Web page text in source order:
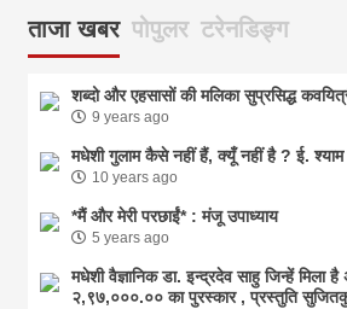
ताजा खबर पोपुलर टरेनडिङ्ग
शब्दो और एहसासों की मलिका सुप्रसिद्ध
9 years ago
मधेशी गुलाम कैसे नहीं हैं, क्यूँ नहीं है ? ई.
10 years ago
*मैं और मेरी परछाईं* : मंजू उपाध्याय
5 years ago
मधेशी वैज्ञानिक डा. इन्द्रदेव साहु जिन्हें मिला
२,९७,०००.०० का पुरस्कार , प्रस्तुति